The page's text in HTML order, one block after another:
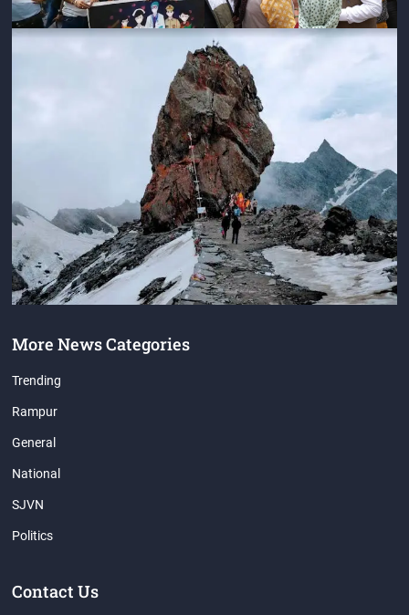
More News Categories
Trending
Rampur
General
National
SJVN
Politics
Contact Us